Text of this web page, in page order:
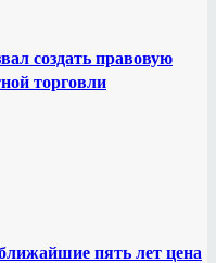
создать правовую
торговли
пять лет цена